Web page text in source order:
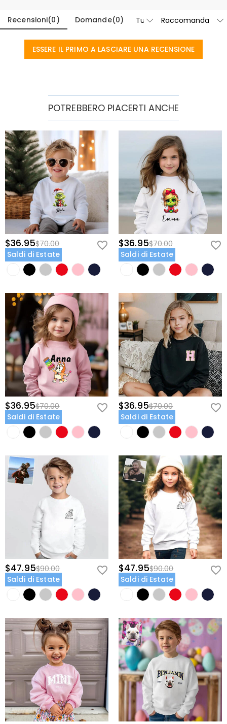
Recensioni(0) Domande(0)
ESSERE IL PRIMO A LASCIARE UNA RECENSIONE
POTREBBERO PIACERTI ANCHE
$36.95$70.00
Saldi di Estate
$36.95$70.00
Saldi di Estate
$36.95$70.00
Saldi di Estate
$36.95$70.00
Saldi di Estate
$47.95$90.00
Saldi di Estate
$47.95$90.00
Saldi di Estate